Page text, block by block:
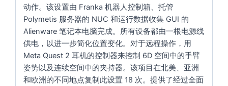
动作。该设置由 Franka 机器人控制箱、托管
Polymetis 服务器的 NUC 和运行数据收集 GUI 的
Alienware 笔记本电脑完成。所有设备都由一根电源线
供电，以进一步简化位置变化。对于远程操作，用
Meta Quest 2 耳机的控制器来控制 6D 空间中的手臂
姿势以及连续空间中的夹持器。该项目在北美、亚洲
和欧洲的不同地点复制此设置 18 次。提供了经过全面